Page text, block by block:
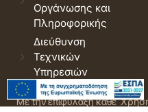
Οργάνωσης και
Πληροφορικής
Διεύθυνση
Τεχνικών
Υπηρεσιών
© 2026 Δήμος Δράμας.
Με την επιφύλαξη κάθε
Όροι